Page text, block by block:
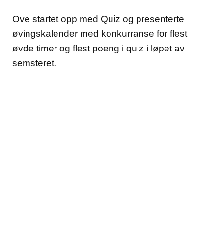
Ove startet opp med Quiz og presenterte
øvingskalender med konkurranse for flest
øvde timer og flest poeng i quiz i løpet av
semsteret.